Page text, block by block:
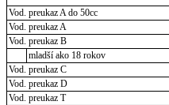
Vod. preukaz A do 50cc
Vod. preukaz A
Vod. preukaz B
mladší ako 18 rokov
Vod. preukaz C
Vod. preukaz D
Vod. preukaz T